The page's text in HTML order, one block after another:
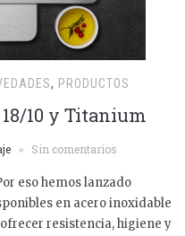
, PRODUCTOS
10 y Titanium
Sin comentarios
eso hemos lanzado
en acero inoxidable
resistencia, higiene y